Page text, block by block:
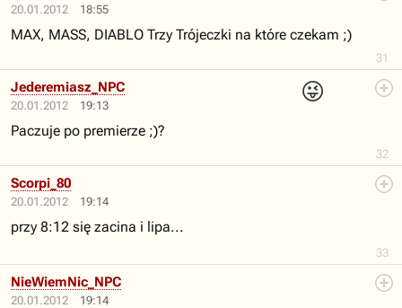
20.01.2012 18:55
31
MAX, MASS, DIABLO Trzy Trójeczki na które czekam ;)
20.01.2012 19:13
😜
32
Jederemiasz_NPC
Paczuje po premierze ;)?
20.01.2012 19:14
33
Scorpi_80
przy 8:12 się zacina i lipa...
20.01.2012 19:14
NieWiemNic_NPC